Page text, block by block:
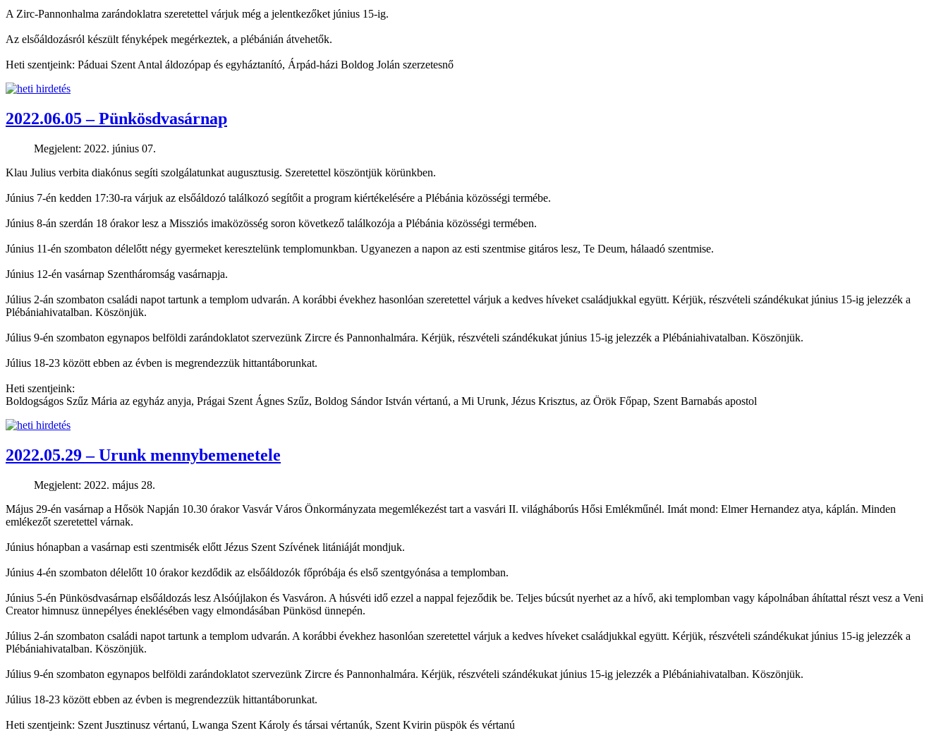
A Zirc-Pannonhalma zarándoklatra szeretettel várjuk még a jelentkezőket június 15-ig.
Az elsőáldozásról készült fényképek megérkeztek, a plébánián átvehetők.
Heti szentjeink: Páduai Szent Antal áldozópap és egyháztanító, Árpád-házi Boldog Jolán szerzetesnő
2022.06.05 – Pünkösdvasárnap
Megjelent: 2022. június 07.
Klau Julius verbita diakónus segíti szolgálatunkat augusztusig. Szeretettel köszöntjük körünkben.
Június 7-én kedden 17:30-ra várjuk az elsőáldozó találkozó segítőit a program kiértékelésére a Plébánia közösségi termébe.
Június 8-án szerdán 18 órakor lesz a Missziós imaközösség soron következő találkozója a Plébánia közösségi termében.
Június 11-én szombaton délelőtt négy gyermeket keresztelünk templomunkban. Ugyanezen a napon az esti szentmise gitáros lesz, Te Deum, hálaadó szentmise.
Június 12-én vasárnap Szentháromság vasárnapja.
Július 2-án szombaton családi napot tartunk a templom udvarán. A korábbi évekhez hasonlóan szeretettel várjuk a kedves híveket családjukkal együtt. Kérjük, részvételi szándékukat június 15-ig jelezzék a
Plébániahivatalban. Köszönjük.
Július 9-én szombaton egynapos belföldi zarándoklatot szervezünk Zircre és Pannonhalmára. Kérjük, részvételi szándékukat június 15-ig jelezzék a Plébániahivatalban. Köszönjük.
Július 18-23 között ebben az évben is megrendezzük hittantáborunkat.
Heti szentjeink:
Boldogságos Szűz Mária az egyház anyja, Prágai Szent Ágnes Szűz, Boldog Sándor István vértanú, a Mi Urunk, Jézus Krisztus, az Örök Főpap, Szent Barnabás apostol
2022.05.29 – Urunk mennybemenetele
Megjelent: 2022. május 28.
Május 29-én vasárnap a Hősök Napján 10.30 órakor Vasvár Város Önkormányzata megemlékezést tart a vasvári II. világháborús Hősi Emlékműnél. Imát mond: Elmer Hernandez atya, káplán. Minden
emlékezőt szeretettel várnak.
Június hónapban a vasárnap esti szentmisék előtt Jézus Szent Szívének litániáját mondjuk.
Június 4-én szombaton délelőtt 10 órakor kezdődik az elsőáldozók főpróbája és első szentgyónása a templomban.
Június 5-én Pünkösdvasárnap elsőáldozás lesz Alsóújlakon és Vasváron. A húsvéti idő ezzel a nappal fejeződik be. Teljes búcsút nyerhet az a hívő, aki templomban vagy kápolnában áhítattal részt vesz a Veni
Creator himnusz ünnepélyes éneklésében vagy elmondásában Pünkösd ünnepén.
Július 2-án szombaton családi napot tartunk a templom udvarán. A korábbi évekhez hasonlóan szeretettel várjuk a kedves híveket családjukkal együtt. Kérjük, részvételi szándékukat június 15-ig jelezzék a
Plébániahivatalban. Köszönjük.
Július 9-én szombaton egynapos belföldi zarándoklatot szervezünk Zircre és Pannonhalmára. Kérjük, részvételi szándékukat június 15-ig jelezzék a Plébániahivatalban. Köszönjük.
Július 18-23 között ebben az évben is megrendezzük hittantáborunkat.
Heti szentjeink: Szent Jusztinusz vértanú, Lwanga Szent Károly és társai vértanúk, Szent Kvirin püspök és vértanú